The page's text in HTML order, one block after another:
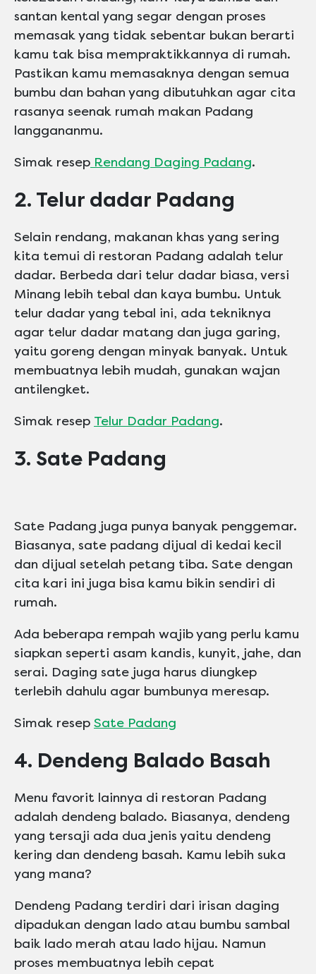
santan kental yang segar dengan proses
memasak yang tidak sebentar bukan berarti
kamu tak bisa mempraktikkannya di rumah.
Pastikan kamu memasaknya dengan semua
bumbu dan bahan yang dibutuhkan agar cita
rasanya seenak rumah makan Padang
langgananmu.
Simak resep Rendang Daging Padang.
2. Telur dadar Padang
Selain rendang, makanan khas yang sering
kita temui di restoran Padang adalah telur
dadar. Berbeda dari telur dadar biasa, versi
Minang lebih tebal dan kaya bumbu. Untuk
telur dadar yang tebal ini, ada tekniknya
agar telur dadar matang dan juga garing,
yaitu goreng dengan minyak banyak. Untuk
membuatnya lebih mudah, gunakan wajan
antilengket.
Simak resep Telur Dadar Padang.
3. Sate Padang
Sate Padang juga punya banyak penggemar.
Biasanya, sate padang dijual di kedai kecil
dan dijual setelah petang tiba. Sate dengan
cita kari ini juga bisa kamu bikin sendiri di
rumah.
Ada beberapa rempah wajib yang perlu kamu
siapkan seperti asam kandis, kunyit, jahe, dan
serai. Daging sate juga harus diungkep
terlebih dahulu agar bumbunya meresap.
Simak resep Sate Padang
4. Dendeng Balado Basah
Menu favorit lainnya di restoran Padang
adalah dendeng balado. Biasanya, dendeng
yang tersaji ada dua jenis yaitu dendeng
kering dan dendeng basah. Kamu lebih suka
yang mana?
Dendeng Padang terdiri dari irisan daging
dipadukan dengan lado atau bumbu sambal
baik lado merah atau lado hijau. Namun
proses membuatnya lebih cepat